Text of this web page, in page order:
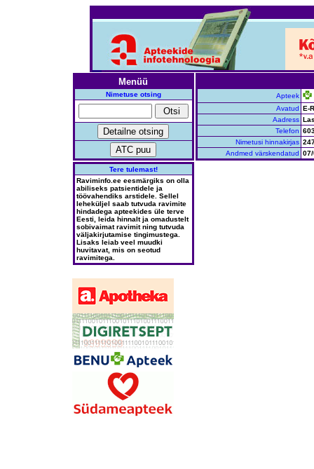
Menüü
Nimetuse otsing
Tere tulemast!
Raviminfo.ee eesmärgiks on olla
abiliseks patsientidele ja
töövahendiks arstidele. Sellel
leheküljel saab tutvuda ravimite
hindadega apteekides üle terve
Eesti, leida hinnalt ja omadustelt
sobivaimat ravimit ning tutvuda
väljakirjutamise tingimustega.
Lisaks leiab veel muudki
huvitavat, mis on seotud
ravimitega.
Apteek
Avatud E-
Aadress
Telefon
Nimetusi hinnakirjas
Andmed värskendatud